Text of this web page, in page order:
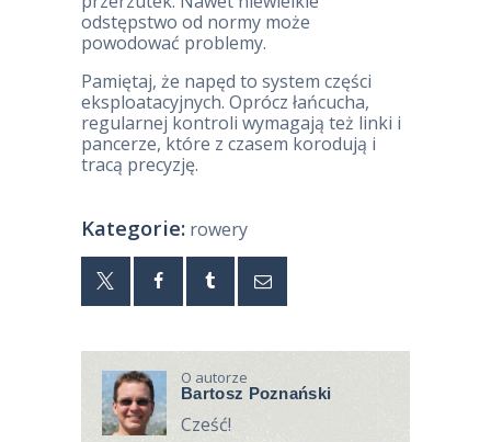
odstępstwo od normy może
powodować problemy.
Pamiętaj, że napęd to system części
eksploatacyjnych. Oprócz łańcucha,
regularnej kontroli wymagają też linki i
pancerze, które z czasem korodują i
tracą precyzję.
Kategorie: rowery
O autorze
Bartosz Poznański
Cześć!